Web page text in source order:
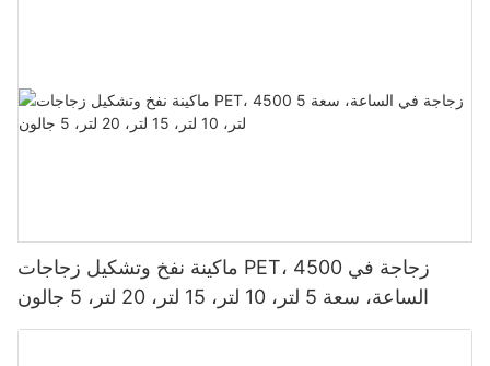
ماكينة نفخ وتشكيل زجاجات PET، 4500 زجاجة في
الساعة، سعة 5 لتر، 10 لتر، 15 لتر، 20 لتر، 5 جالون